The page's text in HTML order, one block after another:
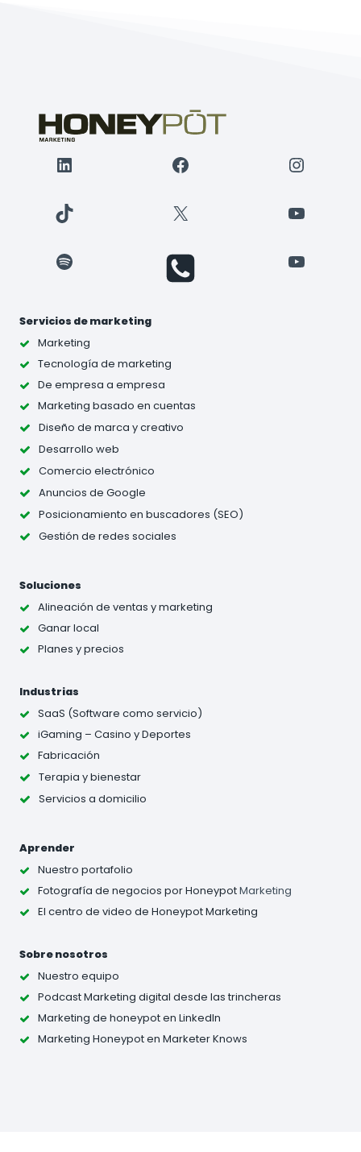
LinkedIn Facebook
TikTok X YouTube
Spotify YouTube
Servicios de marketing
Marketing
Tecnología de marketing
De empresa a empresa
Marketing basado en cuentas
Diseño de marca y creativo
Desarrollo web
Comercio electrónico
Anuncios de Google
Posicionamiento en buscadores (SEO)
Gestión de redes sociales
Soluciones
Alineación de ventas y marketing
Ganar local
Planes y precios
Industrias
SaaS (Software como servicio)
iGaming – Casino y Deportes
Fabricación
Terapia y bienestar
Servicios a domicilio
Aprender
Nuestro portafolio
Fotografía de negocios por HoneypotMarketing
El centro de video de Honeypot Marketing
Sobre nosotros
Nuestro equipo
Podcast Marketing digital desde las trincheras
Marketing de honeypot en LinkedIn
Marketing Honeypot en Marketer Knows